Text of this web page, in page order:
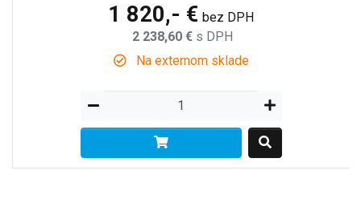
1 820,- € bez DPH
2 238,60 € s DPH
Na externom sklade